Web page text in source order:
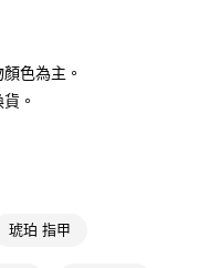
將跳轉至「AFTEE先享後付」
成結帳。
。
的連結，可透過四大超商／
帳頁面顯示為準，若有關於
support/home
色為主。
。
琥珀 指甲